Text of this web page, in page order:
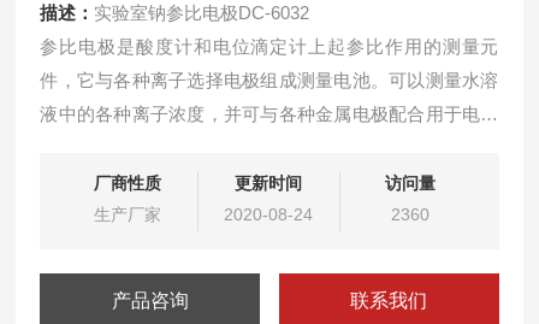
描述： 实验室钠参比电极DC-6032
参比电极是酸度计和电位滴定计上起参比作用的测量元
件，它与各种离子选择电极组成测量电池。可以测量水溶
液中的各种离子浓度，并可与各种金属电极配合用于电位
厂商性质
生产厂家
更新时间
2020-08-24
访问量
2360
产品咨询 联系我们